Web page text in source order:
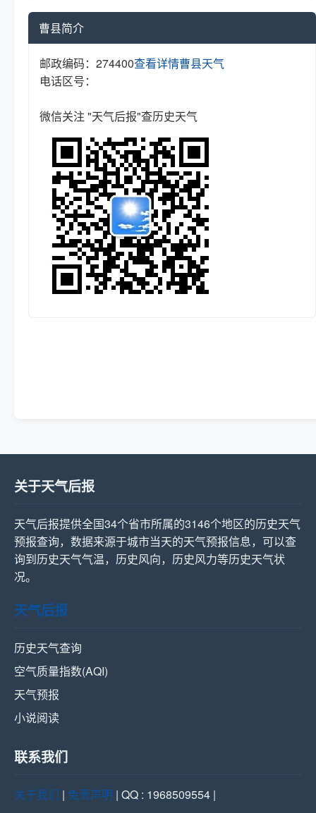
曹县简介
邮政编码：274400
电话区号：
查看详情曹县天气
微信关注 "天气后报"查历史天气
关于天气后报
天气后报提供全国34个省市所属的3146个地区的历史天气
预报查询，数据来源于城市当天的天气预报信息，可以查
询到历史天气气温，历史风向，历史风力等历史天气状
况。
天气后报
历史天气查询
空气质量指数(AQI)
天气预报
小说阅读
联系我们
关于我们 | 免责声明 | QQ : 1968509554 |